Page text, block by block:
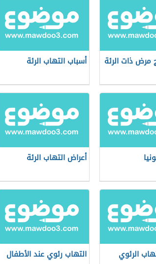
مرض ذات الرئة أسباب التهاب الرئة
أعراض التهاب الرئة
الرئوي
التهاب رئوي عند الأطفال